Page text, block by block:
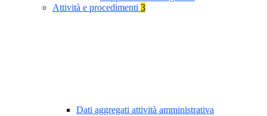
Attività e procedimenti 3
Dati aggregati attività amministrativa